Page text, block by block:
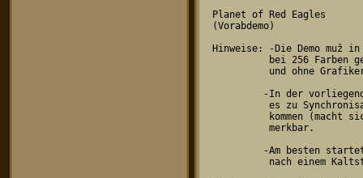
Planet of Red Eagles
(Vorabdemo)
Hinweise: -Die Demo muž